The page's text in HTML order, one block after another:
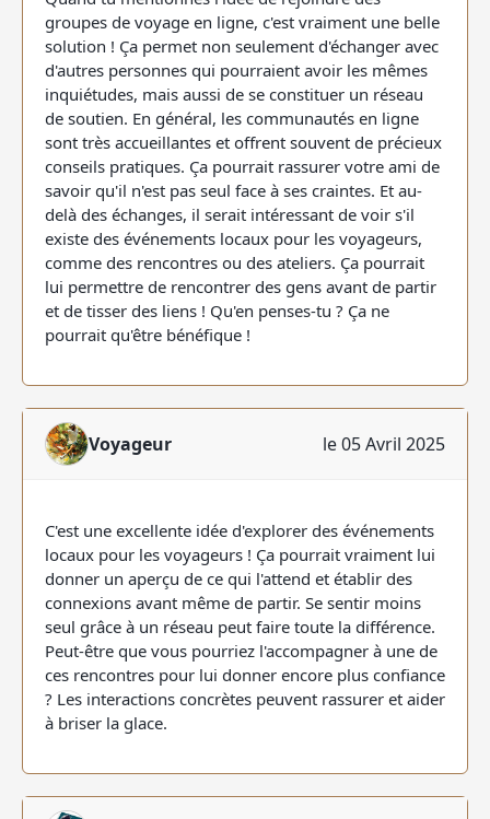
groupes de voyage en ligne, c'est vraiment une belle
solution ! Ça permet non seulement d'échanger avec
d'autres personnes qui pourraient avoir les mêmes
inquiétudes, mais aussi de se constituer un réseau
de soutien. En général, les communautés en ligne
sont très accueillantes et offrent souvent de précieux
conseils pratiques. Ça pourrait rassurer votre ami de
savoir qu'il n'est pas seul face à ses craintes. Et au-
delà des échanges, il serait intéressant de voir s'il
existe des événements locaux pour les voyageurs,
comme des rencontres ou des ateliers. Ça pourrait
lui permettre de rencontrer des gens avant de partir
et de tisser des liens ! Qu'en penses-tu ? Ça ne
pourrait qu'être bénéfique !
Voyageur le 05 Avril 2025
C'est une excellente idée d'explorer des événements
locaux pour les voyageurs ! Ça pourrait vraiment lui
donner un aperçu de ce qui l'attend et établir des
connexions avant même de partir. Se sentir moins
seul grâce à un réseau peut faire toute la différence.
Peut-être que vous pourriez l'accompagner à une de
ces rencontres pour lui donner encore plus confiance
? Les interactions concrètes peuvent rassurer et aider
à briser la glace.